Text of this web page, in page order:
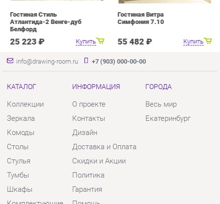
КАТАЛОГ
Коллекции
Зеркала
Комоды
Столы
Стулья
Комплектующие
Контакты
Дизайн
Доставка и Оплата
Скидки и Акции
Гарантия
ГОРОДА
Екатеринбург
КОНТАКТЫ
Шоурум и склад самовывоза
Адрес: г. Екатеринбург, пер.
Базовый, 47